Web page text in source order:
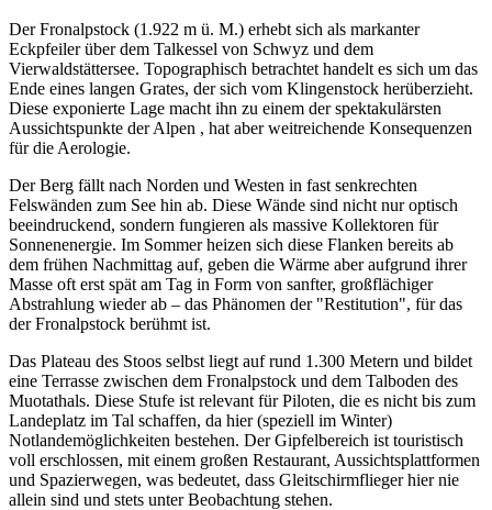
Der Fronalpstock (1.922 m ü. M.) erhebt sich als markanter
Eckpfeiler über dem Talkessel von Schwyz und dem
Vierwaldstättersee. Topographisch betrachtet handelt es sich um das
Ende eines langen Grates, der sich vom Klingenstock herüberzieht.
Diese exponierte Lage macht ihn zu einem der spektakulärsten
Aussichtspunkte der Alpen , hat aber weitreichende Konsequenzen
für die Aerologie.
Der Berg fällt nach Norden und Westen in fast senkrechten
Felswänden zum See hin ab. Diese Wände sind nicht nur optisch
beeindruckend, sondern fungieren als massive Kollektoren für
Sonnenenergie. Im Sommer heizen sich diese Flanken bereits ab
dem frühen Nachmittag auf, geben die Wärme aber aufgrund ihrer
Masse oft erst spät am Tag in Form von sanfter, großflächiger
Abstrahlung wieder ab – das Phänomen der "Restitution", für das
der Fronalpstock berühmt ist.
Das Plateau des Stoos selbst liegt auf rund 1.300 Metern und bildet
eine Terrasse zwischen dem Fronalpstock und dem Talboden des
Muotathals. Diese Stufe ist relevant für Piloten, die es nicht bis zum
Landeplatz im Tal schaffen, da hier (speziell im Winter)
Notlandemöglichkeiten bestehen. Der Gipfelbereich ist touristisch
voll erschlossen, mit einem großen Restaurant, Aussichtsplattformen
und Spazierwegen, was bedeutet, dass Gleitschirmflieger hier nie
allein sind und stets unter Beobachtung stehen.